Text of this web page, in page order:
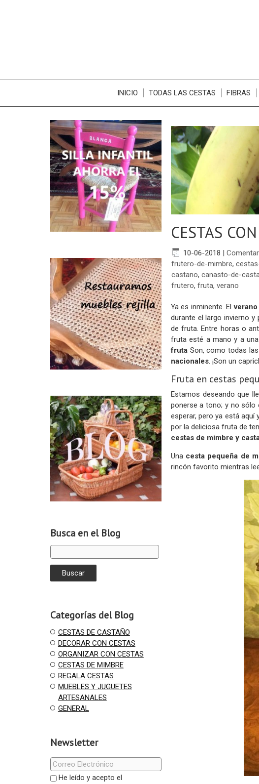
INICIO TODAS LAS CESTAS FIBRAS
Busca en el Blog
Categorías del Blog
CESTAS DE CASTAÑO
DECORAR CON CESTAS
ORGANIZAR CON CESTAS
CESTAS DE MIMBRE
REGALA CESTAS
MUEBLES Y JUGUETES
ARTESANALES
GENERAL
Newsletter
He leído y acepto el
CESTAS
10-06-2018 |
frutero-de-mimbre,
castano, canasto-de-
frutero, fruta, verano
Ya es inminente. Elverano
durante el largo invierno
de fruta. Entre horas o
fruta esté a mano y a
frutaSon, como todas
nacionales. ¡Son un
Fruta en cestas
Estamos deseando que
ponerse a tono; y no sólo
esperar, pero ya está
por la deliciosa fruta de
cestas de mimbre y
Unacesta pequeña de
rincón favorito mientras